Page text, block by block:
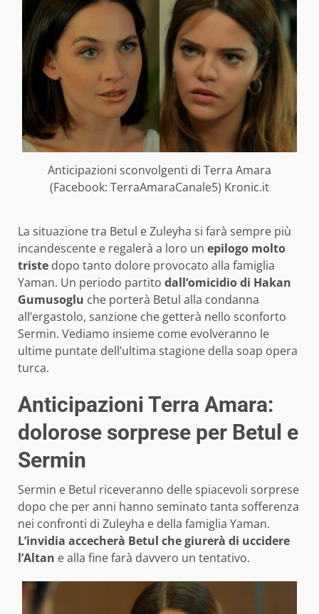
Anticipazioni sconvolgenti di Terra Amara
(Facebook: TerraAmaraCanale5) Kronic.it
La situazione tra Betul e Zuleyha si farà sempre più
incandescente e regalerà a loro un epilogo molto
triste dopo tanto dolore provocato alla famiglia
Yaman. Un periodo partito dall’omicidio di Hakan
Gumusoglu che porterà Betul alla condanna
all’ergastolo, sanzione che getterà nello sconforto
Sermin. Vediamo insieme come evolveranno le
ultime puntate dell’ultima stagione della soap opera
turca.
Anticipazioni Terra Amara:
dolorose sorprese per Betul e
Sermin
Sermin e Betul riceveranno delle spiacevoli sorprese
dopo che per anni hanno seminato tanta sofferenza
nei confronti di Zuleyha e della famiglia Yaman.
L’invidia accecherà Betul che giurerà di uccidere
l’Altan e alla fine farà davvero un tentativo.